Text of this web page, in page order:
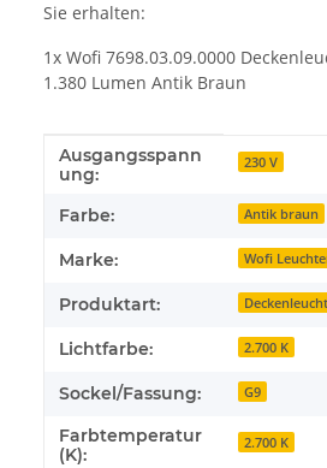
Sie erhalten:
1x Wofi 7698.03.09.0000
1.380 Lumen Antik Braun
Produkteigenschaft
Wert
Ausgangsspann
ung:
230 V
Farbe: Antik braun
Marke: Wofi
Produktart:
Lichtfarbe: 2.700 K
Sockel/Fassung: G9
Farbtemperatur
(K):
2.700 K